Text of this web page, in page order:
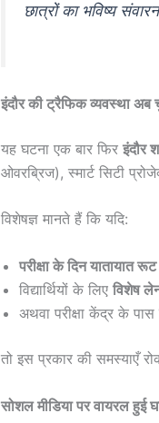
छात्रों का भविष्य
इंदौर की ट्रैफिक व्यवस्था अब
यह घटना एक बार फिर इंदौर
ओवरब्रिज), स्मार्ट सिटी
विशेषज्ञ मानते हैं कि यदि:
परीक्षा के दिन यातायात
विद्यार्थियों के लिए विशेष
अथवा परीक्षा केंद्र के पास
तो इस प्रकार की समस्याएँ
सोशल मीडिया पर वायरल हुई